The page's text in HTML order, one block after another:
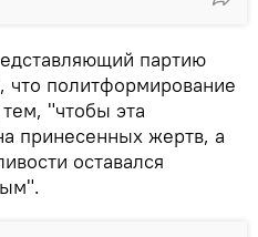
партию
политформирование
"чтобы эта
принесенных жертв, а
оставался